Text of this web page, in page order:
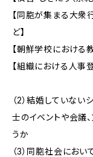
【同胞が集まる大衆
ど】
【朝鮮学校における
【組織における人事登
（2）結婚していな
士のイベントや会議
うか
（3）同胞社会におい